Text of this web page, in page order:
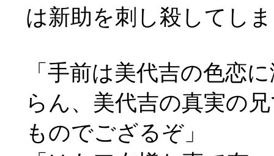
は新助を刺し殺してし
「手前は美代吉の色恋
らん、美代吉の真実の
ものでござるぞ」